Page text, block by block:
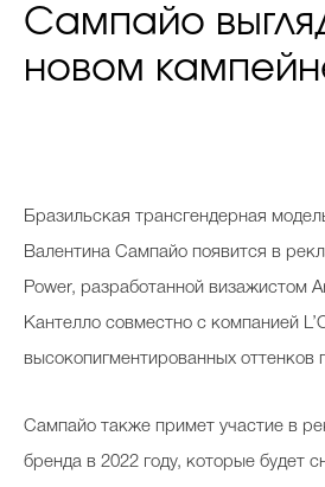
Сампайо
новом
Бразильская трансгендерная
Валентина Сампайо появится в
Power, разработанной визажистом
Кантелло совместно с компанией
высокопигментированных оттенков
Сампайо также примет участие в
бренда в 2022 году, которые будет